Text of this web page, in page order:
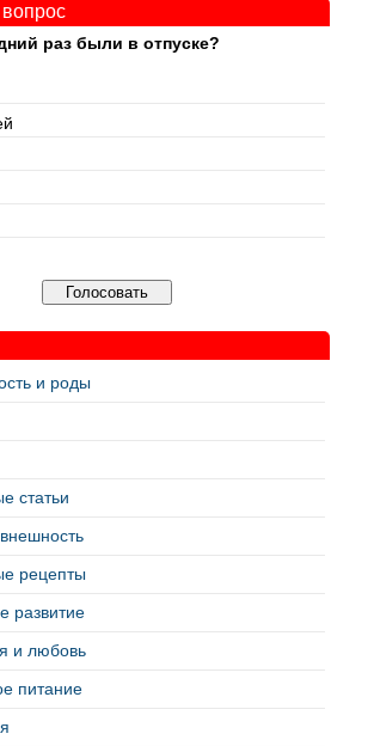
вопрос
раз были в отпуске?
и роды
статьи
рецепты
развитие
и любовь
питание